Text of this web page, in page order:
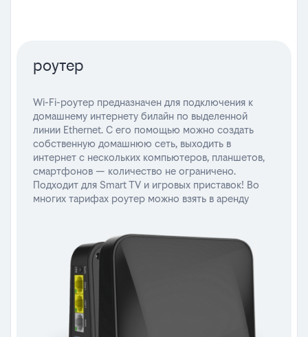
роутер
Wi-Fi-роутер предназначен для подключения к
домашнему интернету билайн по выделенной
линии Ethernet. С его помощью можно создать
собственную домашнюю сеть, выходить в
интернет с нескольких компьютеров, планшетов,
смартфонов — количество не ограничено.
Подходит для Smart TV и игровых приставок! Во
многих тарифах роутер можно взять в аренду